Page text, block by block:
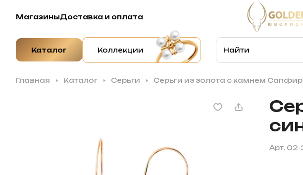
МагазиныДоставка и оплата
Каталог Коллекции
Главная Каталог Серьги Серьги из золота с камнем Сапфир
Арт. 02-